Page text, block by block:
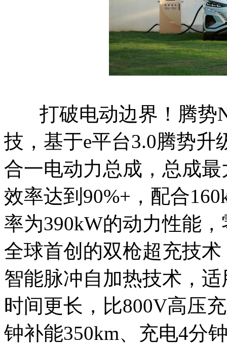
打破电动边界！腾势
技，基于e平台3.0腾势
合一电动力总成，总成
效率达到90%+，配合
率为390kW的动力性能
全球首创的双枪超充技
智能脉冲自加热技术，
时间更长，比800V高压
钟补能350km、充电4分